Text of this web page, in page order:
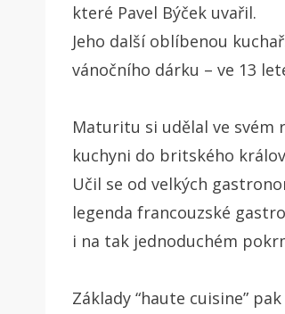
které Pavel Býček uvařil.
Jeho další oblíbenou
vánočního dárku – ve 13
Maturitu si udělal ve svém
kuchyni do britského
Učil se od velkých
legenda francouzské
i na tak jednoduchém
Základy “haute cuisine”